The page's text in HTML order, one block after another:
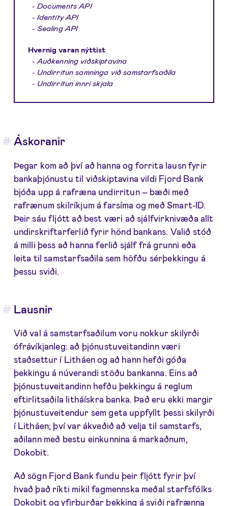
- Documents API
- Identity API
- Sealing API
Hvernig varan nýttist
- Auðkenning viðskiptavina
- Undirritun samninga við samstarfsaðila
- Undirritun innri skjala
Áskoranir
Þegar kom að því að hanna og forrita lausn fyrir
bankaþjónustu til viðskiptavina vildi Fjord Bank
bjóða upp á rafræna undirritun – bæði með
rafrænum skilríkjum á farsíma og með Smart-ID.
Þeir sáu fljótt að best væri að sjálfvirknivæða allt
undirskriftarferlið fyrir hönd bankans. Valið stóð
á milli þess að hanna ferlið sjálf frá grunni eða
leita til samstarfsaðila sem höfðu sérþekkingu á
þessu sviði.
Lausnir
Við val á samstarfsaðilum voru nokkur skilyrði
ófrávíkjanleg: að þjónustuveitandinn væri
staðsettur í Litháen og að hann hefði góða
þekkingu á núverandi stöðu bankanna. Eins að
þjónustuveitandinn hefðu þekkingu á reglum
eftirlitsaðila litháískra banka. Það eru ekki margir
þjónustuveitendur sem geta uppfyllt þessi skilyrði
í Litháen; því var ákveðið að velja til samstarfs,
aðilann með bestu einkunnina á markaðnum,
Dokobit.
Að sögn Fjord Bank fundu þeir fljótt fyrir því
hvað það ríkti mikil fagmennska meðal starfsfólks
Dokobit og yfirburðar þekking á sviði rafrænna